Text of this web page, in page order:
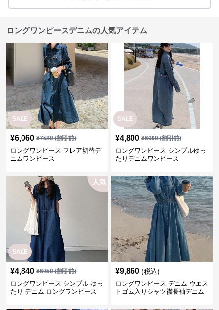
ロングワンピースデニムの人気アイテム
SALE
¥6,060 ¥7580(割引前)
ロングワンピース フレア切替デ
ニムワンピース
SALE
¥4,800 ¥6000(割引前)
ロングワンピース シンプルゆっ
たりデニムワンピース
SALE
人気
¥4,840 ¥6050(割引前)
ロングワンピース シンプル ゆっ
たり デニム ロングワンピース
¥9,860 (税込)
ロングワンピース デニム ウエス
トゴム入りシャツ襟長袖デニム